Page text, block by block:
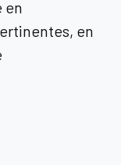
en
en